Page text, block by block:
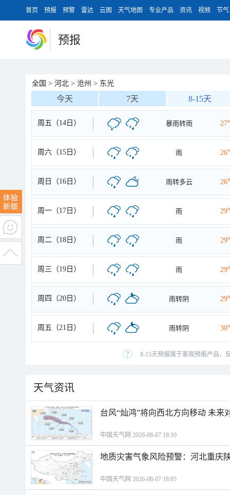
首页 预报 预警 雷达 云图 天气地图 专业产品 资讯 视频 节气
预报
全国 > 河北 > 沧州 > 东光
今天 7天 8-15天
周五（14日） 暴雨转雨
周六（15日） 雨
周日（16日） 雨转多云
周一（17日） 雨
周二（18日） 雨
周三（19日） 雨
周四（20日） 雨转阴
周五（21日） 雨转阴
8-15天预报属于客观预报产品，
天气资讯
台风“灿鸿”将向西北方向移动 未来
中国天气网 2026-08-07 18:10
地质灾害气象风险预警：河北重庆
中国天气网 2026-08-07 18:05